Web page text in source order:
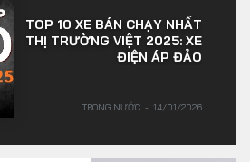
TOP 10 XE BÁN CHẠY NHẤT
THỊ TRƯỜNG VIỆT 2025: XE
ĐIỆN ÁP ĐẢO
TRONG NƯỚC 14/01/2026